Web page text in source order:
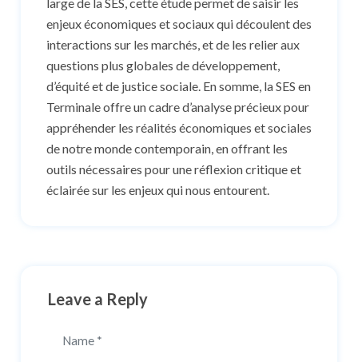
large de la SES, cette étude permet de saisir les
enjeux économiques et sociaux qui découlent des
interactions sur les marchés, et de les relier aux
questions plus globales de développement,
d’équité et de justice sociale. En somme, la SES en
Terminale offre un cadre d’analyse précieux pour
appréhender les réalités économiques et sociales
de notre monde contemporain, en offrant les
outils nécessaires pour une réflexion critique et
éclairée sur les enjeux qui nous entourent.
Leave a Reply